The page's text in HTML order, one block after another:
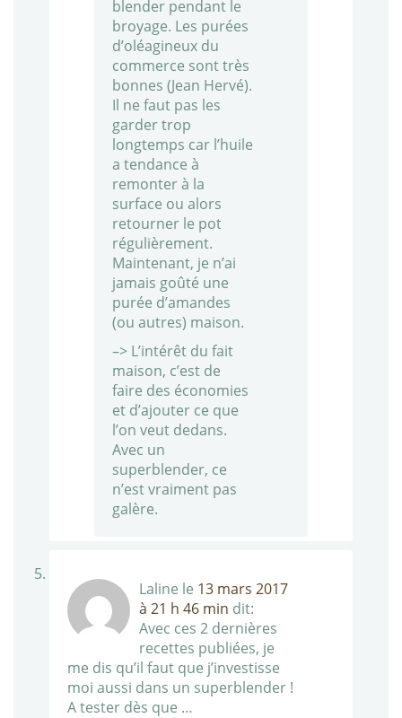
blender pendant le
broyage. Les purées
d’oléagineux du
commerce sont très
bonnes (Jean Hervé).
Il ne faut pas les
garder trop
longtemps car l’huile
a tendance à
remonter à la
surface ou alors
retourner le pot
régulièrement.
Maintenant, je n’ai
jamais goûté une
purée d’amandes
(ou autres) maison.
–> L’intérêt du fait
maison, c’est de
faire des économies
et d’ajouter ce que
l’on veut dedans.
Avec un
superblender, ce
n’est vraiment pas
galère.
Laline le 13 mars 2017
à 21 h 46 min dit:
Avec ces 2 dernières
recettes publiées, je
me dis qu’il faut que j’investisse
moi aussi dans un superblender !
A tester dès que …